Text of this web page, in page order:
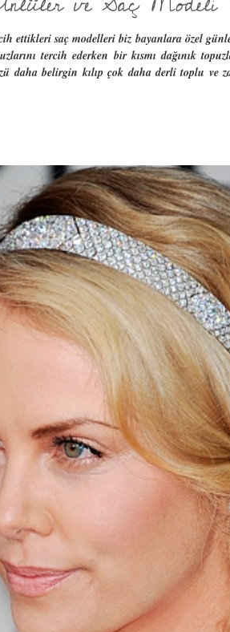
ettikleri saç modelleri biz bayanlara özel
tercih ederken bir kısmı dağınık
daha belirgin kılıp çok daha derli toplu ve